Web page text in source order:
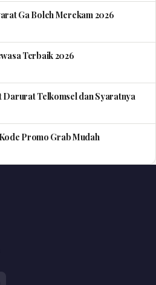
Ga Boleh Merekam 2026
Terbaik 2026
Darurat Telkomsel dan Syaratnya
Promo Grab Mudah